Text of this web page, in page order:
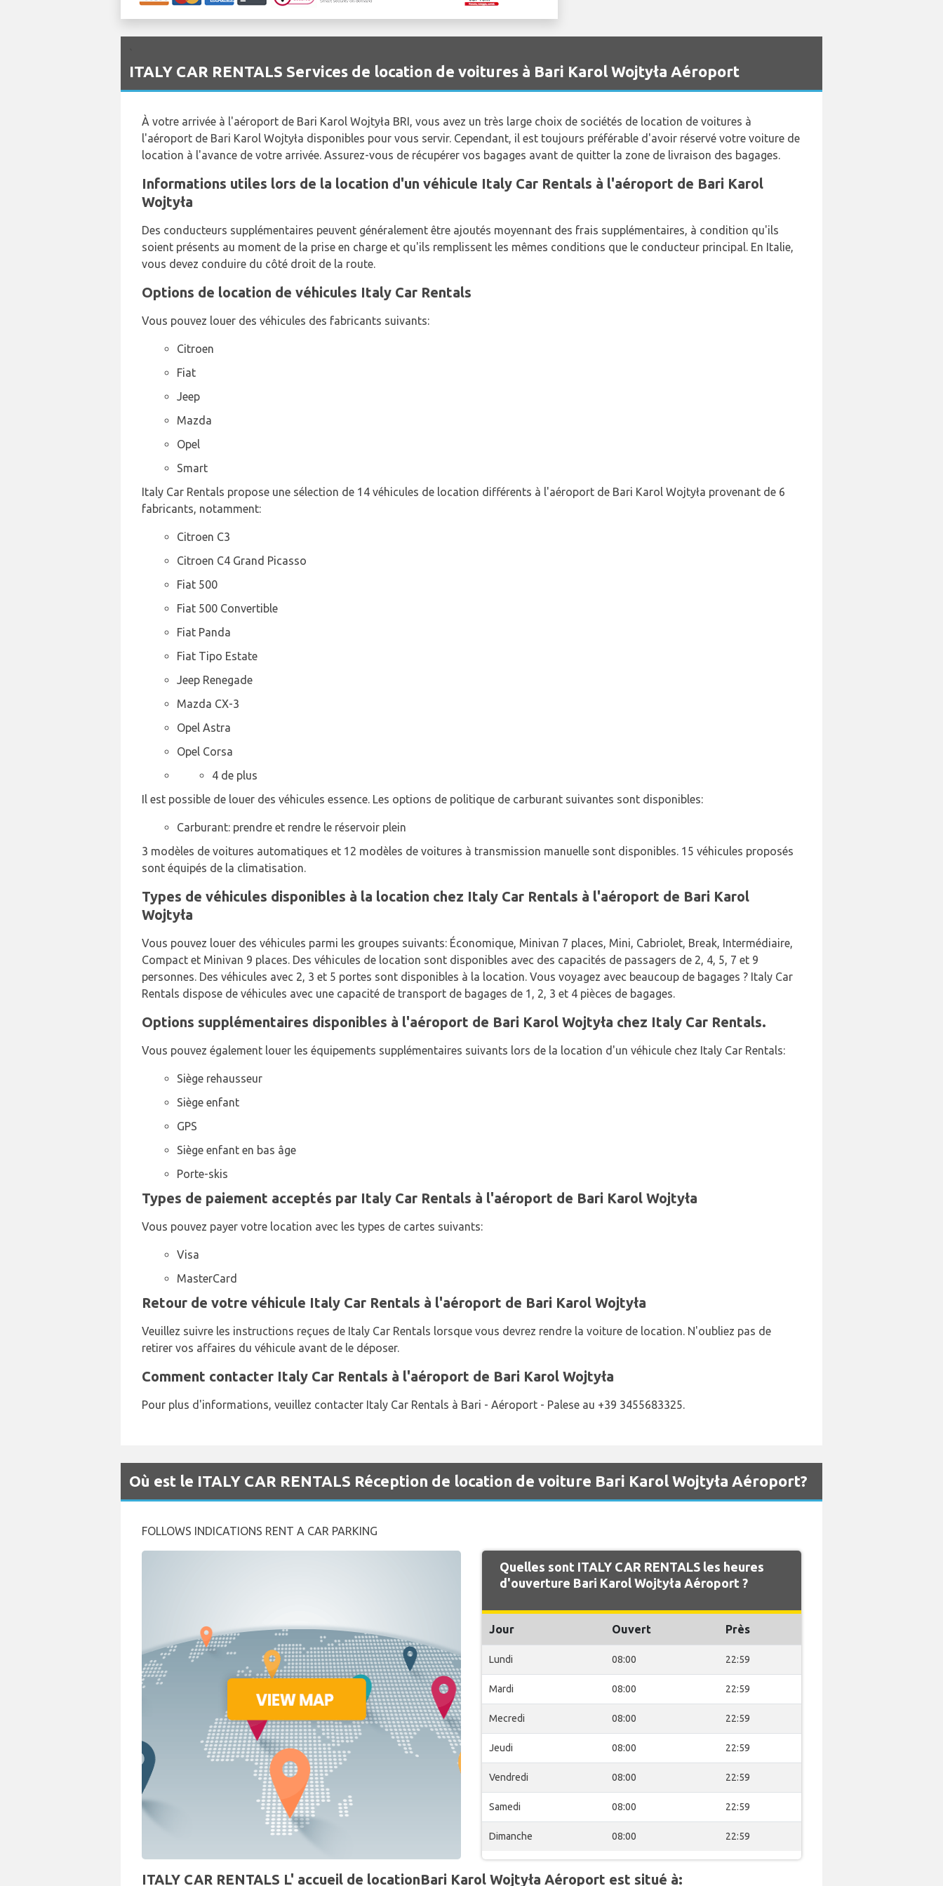
ITALY CAR RENTALS Services de location de voitures à Bari Karol Wojtyła Aéroport
À votre arrivée à l'aéroport de Bari Karol Wojtyła BRI, vous avez un très large choix de sociétés de location de voitures à
l'aéroport de Bari Karol Wojtyła disponibles pour vous servir. Cependant, il est toujours préférable d'avoir réservé votre voiture de
location à l'avance de votre arrivée. Assurez-vous de récupérer vos bagages avant de quitter la zone de livraison des bagages.
Informations utiles lors de la location d'un véhicule Italy Car Rentals à l'aéroport de Bari Karol
Wojtyła
Des conducteurs supplémentaires peuvent généralement être ajoutés moyennant des frais supplémentaires, à condition qu'ils
soient présents au moment de la prise en charge et qu'ils remplissent les mêmes conditions que le conducteur principal. En Italie,
vous devez conduire du côté droit de la route.
Options de location de véhicules Italy Car Rentals
Vous pouvez louer des véhicules des fabricants suivants:
Citroen
Fiat
Jeep
Mazda
Opel
Smart
Italy Car Rentals propose une sélection de 14 véhicules de location différents à l'aéroport de Bari Karol Wojtyła provenant de 6
fabricants, notamment:
Citroen C3
Citroen C4 Grand Picasso
Fiat 500
Fiat 500 Convertible
Fiat Panda
Fiat Tipo Estate
Jeep Renegade
Mazda CX-3
Opel Astra
Opel Corsa
4 de plus
Il est possible de louer des véhicules essence. Les options de politique de carburant suivantes sont disponibles:
Carburant: prendre et rendre le réservoir plein
3 modèles de voitures automatiques et 12 modèles de voitures à transmission manuelle sont disponibles. 15 véhicules proposés
sont équipés de la climatisation.
Types de véhicules disponibles à la location chez Italy Car Rentals à l'aéroport de Bari Karol
Wojtyła
Vous pouvez louer des véhicules parmi les groupes suivants: Économique, Minivan 7 places, Mini, Cabriolet, Break, Intermédiaire,
Compact et Minivan 9 places. Des véhicules de location sont disponibles avec des capacités de passagers de 2, 4, 5, 7 et 9
personnes. Des véhicules avec 2, 3 et 5 portes sont disponibles à la location. Vous voyagez avec beaucoup de bagages ? Italy Car
Rentals dispose de véhicules avec une capacité de transport de bagages de 1, 2, 3 et 4 pièces de bagages.
Options supplémentaires disponibles à l'aéroport de Bari Karol Wojtyła chez Italy Car Rentals.
Vous pouvez également louer les équipements supplémentaires suivants lors de la location d'un véhicule chez Italy Car Rentals:
Siège rehausseur
Siège enfant
GPS
Siège enfant en bas âge
Porte-skis
Types de paiement acceptés par Italy Car Rentals à l'aéroport de Bari Karol Wojtyła
Vous pouvez payer votre location avec les types de cartes suivants:
Visa
MasterCard
Retour de votre véhicule Italy Car Rentals à l'aéroport de Bari Karol Wojtyła
Veuillez suivre les instructions reçues de Italy Car Rentals lorsque vous devrez rendre la voiture de location. N'oubliez pas de
retirer vos affaires du véhicule avant de le déposer.
Comment contacter Italy Car Rentals à l'aéroport de Bari Karol Wojtyła
Pour plus d'informations, veuillez contacter Italy Car Rentals à Bari - Aéroport - Palese au +39 3455683325.
Où est le ITALY CAR RENTALS Réception de location de voiture Bari Karol Wojtyła Aéroport?
FOLLOWS INDICATIONS RENT A CAR PARKING
Quelles sont ITALY CAR RENTALS les heures
d'ouverture Bari Karol Wojtyła Aéroport ?
Jour Ouvert Près
Lundi 08:00 22:59
Mardi 08:00 22:59
Mecredi 08:00 22:59
Jeudi 08:00 22:59
Vendredi 08:00 22:59
Samedi 08:00 22:59
Dimanche 08:00 22:59
ITALY CAR RENTALS L' accueil de locationBari Karol Wojtyła Aéroport est situé à: